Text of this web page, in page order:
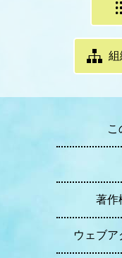
組
こ
著作
ウェブア